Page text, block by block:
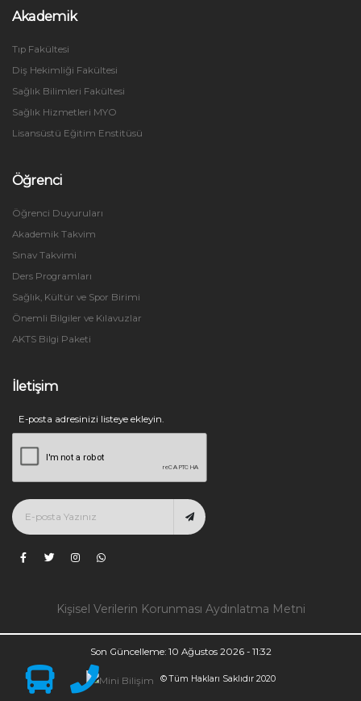
Akademik
Tıp Fakültesi
Diş Hekimliği Fakültesi
Sağlık Bilimleri Fakültesi
Sağlık Hizmetleri MYO
Lisansüstü Eğitim Enstitüsü
Öğrenci
Öğrenci Duyuruları
Akademik Takvim
Sınav Takvimi
Ders Programları
Sağlık, Kültür ve Spor Birimi
Önemli Bilgiler ve Kılavuzlar
AKTS Bilgi Paketi
İletişim
E-posta adresinizi listeye ekleyin.
Kişisel Verilerin Korunması Aydınlatma Metni
Son Güncelleme: 10 Ağustos 2026 - 11:32
© Tüm Hakları Saklıdır 2020